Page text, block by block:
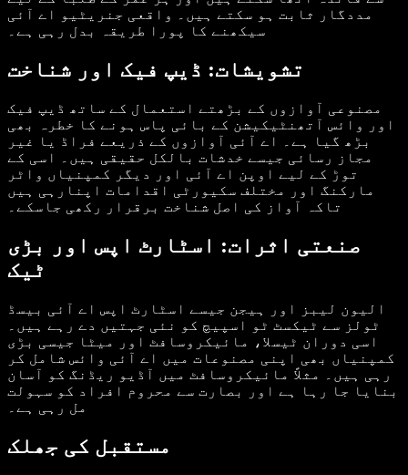
مددگار ثابت ہو سکتے ہیں۔ واقعی جنریٹیو اے آئی
سیکھنے کا پورا طریقہ بدل رہی ہے۔
تشویشات: ڈیپ فیک اور شناخت
مصنوعی آوازوں کے بڑھتے استعمال کے ساتھ ڈیپ فیک
اور وائس آتھنٹیکیشن کے بائی پاس ہونے کا خطرہ بھی
بڑھ گیا ہے۔ اے آئی آوازوں کے ذریعے فراڈ یا غیر
مجاز رسائی جیسے خدشات بالکل حقیقی ہیں۔ اسی کے
توڑ کے لیے اوپن اے آئی اور دیگر کمپنیاں واٹر
مارکنگ اور مختلف سکیورٹی اقدامات اپنارہی ہیں
تاکہ آواز کی اصل شناخت برقرار رکھی جاسکے۔
صنعتی اثرات: اسٹارٹ اپس اور بڑی
ٹیک
الیون لیبز اور ہیجن جیسے اسٹارٹ اپس اے آئی بیسڈ
ٹولز سے ٹیکسٹ ٹو اسپیچ کو نئی جہتیں دے رہے ہیں۔
اسی دوران ٹیسلا، مائیکروسافٹ اور میٹا جیسی بڑی
کمپنیاں بھی اپنی مصنوعات میں اے آئی وائس شامل کر
رہی ہیں۔ مثلاً مائیکروسافٹ میں آڈیو ریڈنگ کو آسان
بنایا جا رہا ہے اور بصارت سے محروم افراد کو سہولت
مل رہی ہے۔
مستقبل کی جھلک